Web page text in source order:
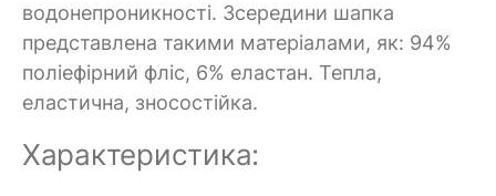
водонепроникності. Зсередини шапка
представлена такими матеріалами, як: 94%
поліефірний фліс, 6% еластан. Тепла,
еластична, зносостійка.
Характеристика: